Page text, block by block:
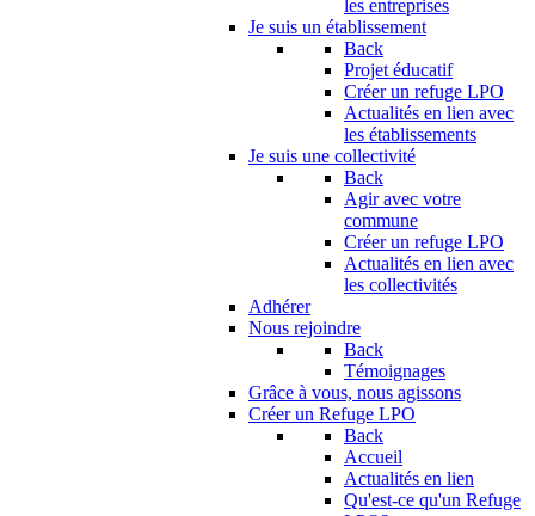
les entreprises
Je suis un établissement
Back
Projet éducatif
Créer un refuge LPO
Actualités en lien avec
les établissements
Je suis une collectivité
Back
Agir avec votre
commune
Créer un refuge LPO
Actualités en lien avec
les collectivités
Adhérer
Nous rejoindre
Back
Témoignages
Grâce à vous, nous agissons
Créer un Refuge LPO
Back
Accueil
Actualités en lien
Qu'est-ce qu'un Refuge